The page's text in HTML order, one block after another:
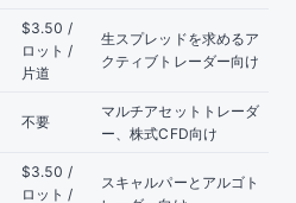
$3.50 /
ロット /
片道
生スプレッドを求めるア
クティブトレーダー向け
不要
マルチアセットトレーダ
ー、株式CFD向け
$3.50 /
ロット /
スキャルパーとアルゴト